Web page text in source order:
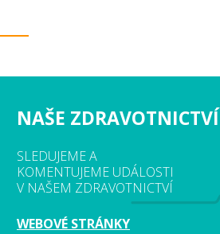
NAŠE ZDRAVOTNICTVÍ
SLEDUJEME A
KOMENTUJEME UDÁLOSTI
V NAŠEM ZDRAVOTNICTVÍ
WEBOVÉ STRÁNKY